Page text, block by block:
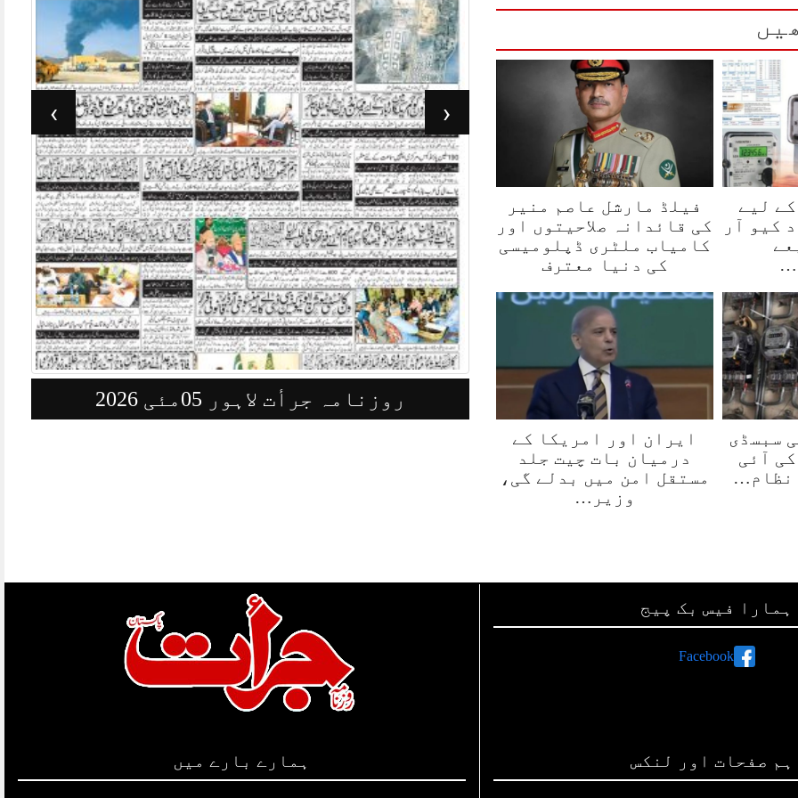
لیے
کیو آر
فیلڈ مارشل عاصم منیر
کی قائدانہ صلاحیتوں اور
کامیاب ملٹری ڈپلومیسی
کی دنیا معترف
سبسڈی
آئی
نظام…
ایران اور امریکا کے
درمیان بات چیت جلد
مستقل امن میں بدلے گی،
وزیر…
لاہور 05مئی 2026 روزنامہ جرأت لاہور 03مئی 2026
‹
›
ہمارا فیس بک پیج
Facebook
ہمارے بارے میں صفحات اور لنکس